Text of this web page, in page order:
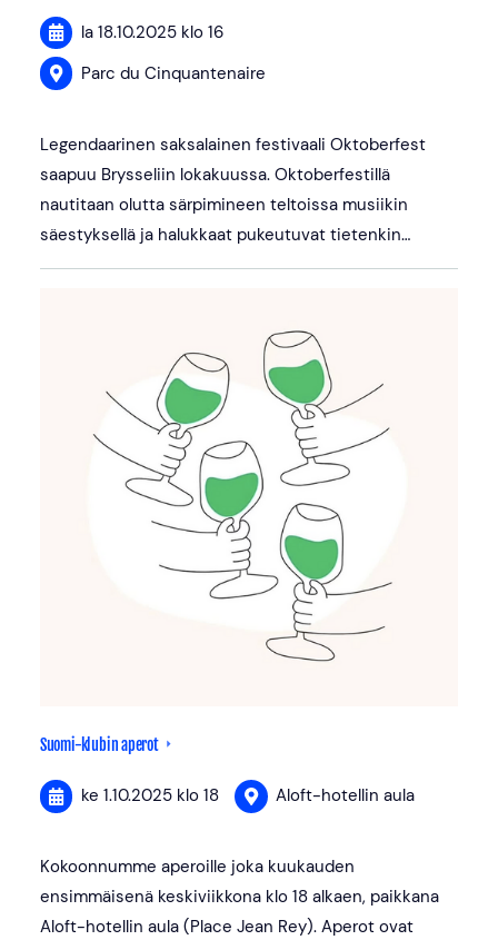
la 18.10.2025 klo 16
Parc du Cinquantenaire
Legendaarinen saksalainen festivaali Oktoberfest
saapuu Brysseliin lokakuussa. Oktoberfestillä
nautitaan olutta särpimineen teltoissa musiikin
säestyksellä ja halukkaat pukeutuvat tietenkin…
Suomi-klubin aperot
ke 1.10.2025 klo 18 Aloft-hotellin aula
Kokoonnumme aperoille joka kuukauden
ensimmäisenä keskiviikkona klo 18 alkaen, paikkana
Aloft-hotellin aula (Place Jean Rey). Aperot ovat